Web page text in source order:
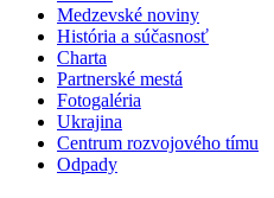
Medzevské noviny
História a súčasnosť
Charta
Partnerské mestá
Fotogaléria
Ukrajina
Centrum rozvojového tímu
Odpady